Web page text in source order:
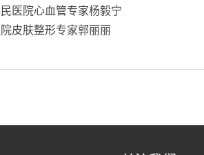
医院心血管专家杨毅宁
皮肤整形专家郭丽丽